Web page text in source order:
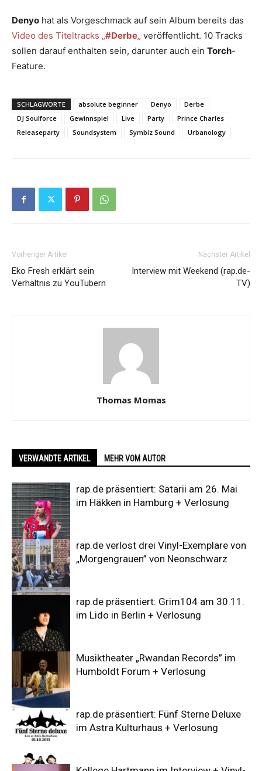
Denyo hat als Vorgeschmack auf sein Album bereits das
Video des Titeltracks „#Derbe„ veröffentlicht. 10 Tracks
sollen darauf enthalten sein, darunter auch ein Torch-
Feature.
SCHLAGWORTE absolute beginner Denyo
Derbe
DJ Soulforce
Gewinnspiel Live Party
Prince Charles
Releaseparty
Soundsystem Symbiz Sound Urbanology
Vorheriger Artikel
Eko Fresh erklärt sein
Verhältnis zu YouTubern
Nächster Artikel
Interview mit Weekend (rap.de-
TV)
Thomas Momas
VERWANDTE ARTIKEL MEHR VOM AUTOR
rap.de präsentiert: Satarii am 26. Mai
im Häkken in Hamburg + Verlosung
rap.de verlost drei Vinyl-Exemplare von
„Morgengrauen” von Neonschwarz
rap.de präsentiert: Grim104 am 30.11.
im Lido in Berlin + Verlosung
Musiktheater „Rwandan Records” im
Humboldt Forum + Verlosung
rap.de präsentiert: Fünf Sterne Deluxe
im Astra Kulturhaus + Verlosung